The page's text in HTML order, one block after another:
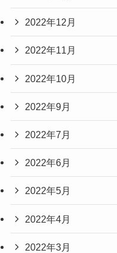
2022年12月
2022年11月
2022年10月
2022年9月
2022年7月
2022年6月
2022年5月
2022年4月
2022年3月